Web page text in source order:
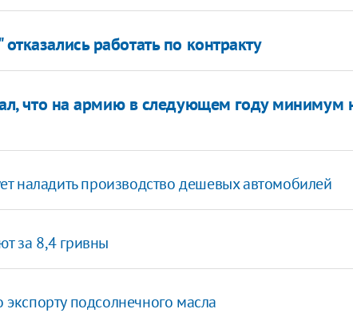
работать по контракту
что на армию в следующем году минимум
наладить производство дешевых автомобилей
за 8,4 гривны
подсолнечного масла